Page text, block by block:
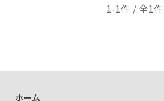
1-1件 / 全1件
ホーム